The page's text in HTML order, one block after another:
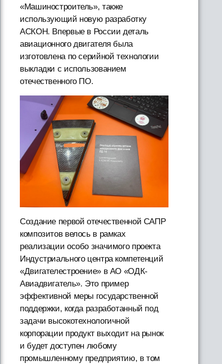
«Машиностроитель», также
использующий новую разработку
АСКОН. Впервые в России деталь
авиационного двигателя была
изготовлена по серийной технологии
выкладки с использованием
отечественного ПО.
Создание первой отечественной САПР
композитов велось в рамках
реализации особо значимого проекта
Индустриального центра компетенций
«Двигателестроение» в АО «ОДК-
Авиадвигатель». Это пример
эффективной меры государственной
поддержки, когда разработанный под
задачи высокотехнологичной
корпорации продукт выходит на рынок
и будет доступен любому
промышленному предприятию, в том